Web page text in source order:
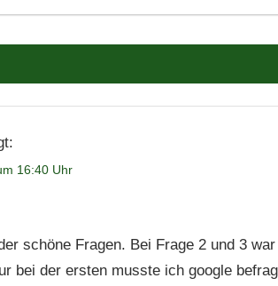
16:40 Uhr
schöne Fragen. Bei Frage 2 und 3
bei der ersten musste ich google